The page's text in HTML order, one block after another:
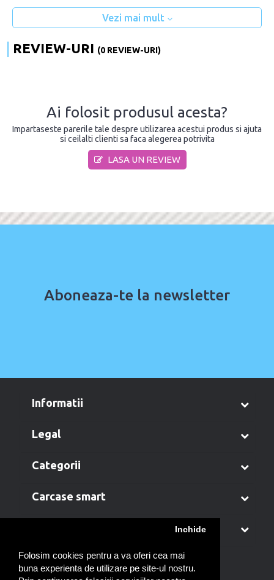
Folosim cookies pentru a va oferi cea mai
buna experienta de utilizare pe site-ul nostru.
Inchide
Vezi mai mult
REVIEW-URI (0 REVIEW-URI)
Ai folosit produsul acesta?
Impartaseste parerile tale despre utilizarea acestui produs si ajuta
si ceilalti clienti sa faca alegerea potrivita
LASA UN REVIEW
Aboneaza-te la newsletter
informatii
legal
categorii
carcase smart